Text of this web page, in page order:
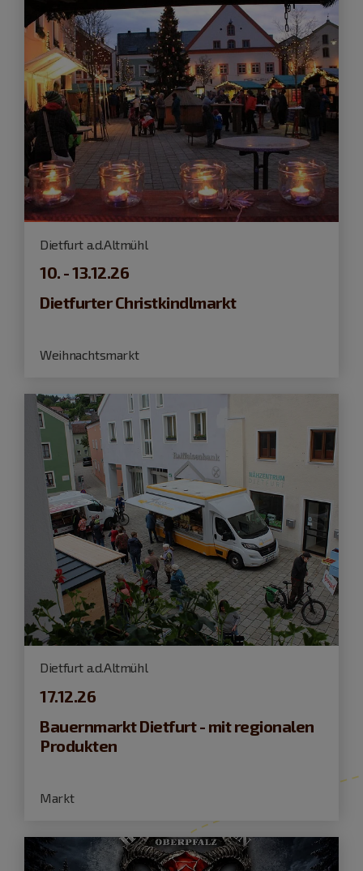
Dietfurt a.d.Altmühl
10. - 13.12.26
Dietfurter Christkindlmarkt
Weihnachtsmarkt
Dietfurt a.d.Altmühl
17.12.26
Bauernmarkt Dietfurt - mit regionalen
Produkten
Markt